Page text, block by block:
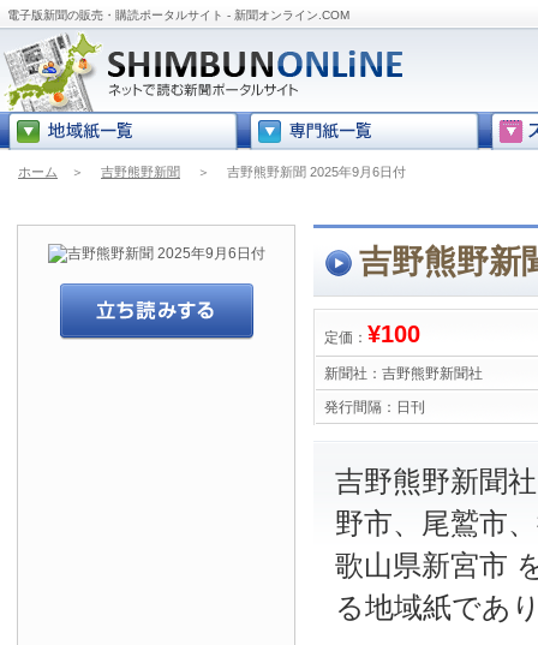
電子版新聞の販売・購読ポータルサイト - 新聞オンライン.COM
ホーム ＞ 吉野熊野新聞 ＞ 吉野熊野新聞 2025年9月6日付
吉野熊野新
定価： ¥100
新聞社： 吉野熊野新聞社
発行間隔： 日刊
吉野熊野新聞
野市、尾鷲市
歌山県新宮市
る地域紙であ